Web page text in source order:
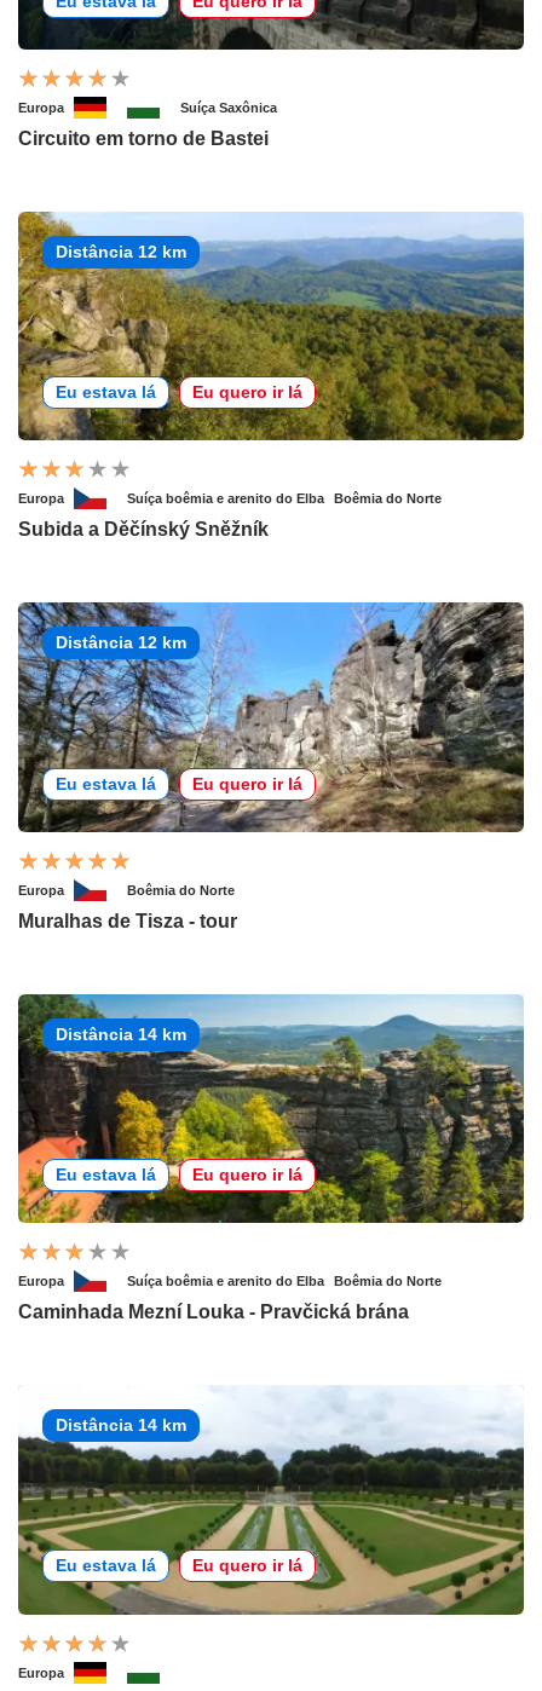
Europa Suíça Saxônica
Circuito em torno de Bastei
Distância 12 km
Eu estava lá Eu quero ir lá
Europa Suíça boêmia e arenito do Elba Boêmia do Norte
Subida a Děčínský Sněžník
Distância 12 km
Eu estava lá Eu quero ir lá
Europa Boêmia do Norte
Muralhas de Tisza - tour
Distância 14 km
Eu estava lá Eu quero ir lá
Europa Suíça boêmia e arenito do Elba Boêmia do Norte
Caminhada Mezní Louka - Pravčická brána
Distância 14 km
Eu estava lá Eu quero ir lá
Europa